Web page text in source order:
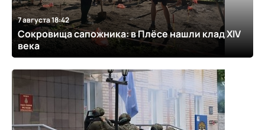
7 августа 18:42
Сокровища сапожника: в Плёсе нашли клад XIV
века